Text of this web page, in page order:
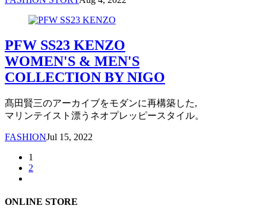
PFW SS23 KENZO
WOMEN'S & MEN'S
COLLECTION BY NIGO
髙田賢三のアーカイブをモダンに再構築した,
マリンテイスト漂うネオプレッピースタイル。
FASHIONJul 15, 2022
1
2
ONLINE STORE